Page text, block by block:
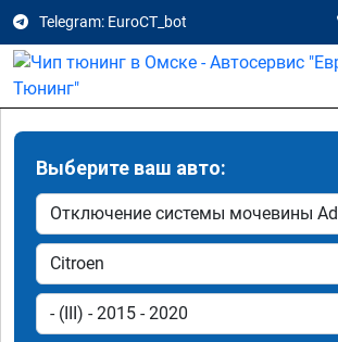
Telegram: EuroCT_bot
Выберите ваш авто: